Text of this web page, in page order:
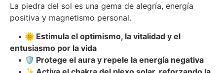
La piedra del sol es una gema de alegría, energía
positiva y magnetismo personal.
• 🌞 Estimula el optimismo, la vitalidad y el
entusiasmo por la vida
• 🛡️ Protege el aura y repele la energía negativa